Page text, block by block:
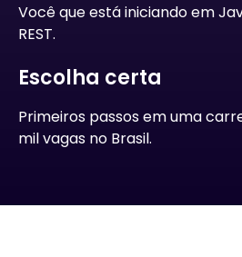
Você que está iniciando em
REST.
Escolha certa
Primeiros passos em uma
mil vagas no Brasil.